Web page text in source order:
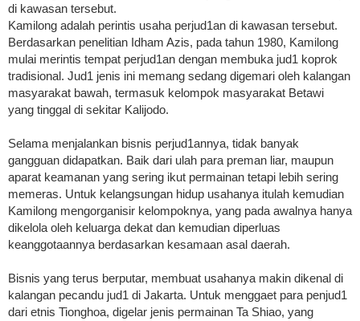
di kawasan tersebut.
Kamilong adalah perintis usaha perjud1an di kawasan tersebut.
Berdasarkan penelitian Idham Azis, pada tahun 1980, Kamilong
mulai merintis tempat perjud1an dengan membuka jud1 koprok
tradisional. Jud1 jenis ini memang sedang digemari oleh kalangan
masyarakat bawah, termasuk kelompok masyarakat Betawi
yang tinggal di sekitar Kalijodo.
Selama menjalankan bisnis perjud1annya, tidak banyak
gangguan didapatkan. Baik dari ulah para preman liar, maupun
aparat keamanan yang sering ikut permainan tetapi lebih sering
memeras. Untuk kelangsungan hidup usahanya itulah kemudian
Kamilong mengorganisir kelompoknya, yang pada awalnya hanya
dikelola oleh keluarga dekat dan kemudian diperluas
keanggotaannya berdasarkan kesamaan asal daerah.
Bisnis yang terus berputar, membuat usahanya makin dikenal di
kalangan pecandu jud1 di Jakarta. Untuk menggaet para penjud1
dari etnis Tionghoa, digelar jenis permainan Ta Shiao, yang